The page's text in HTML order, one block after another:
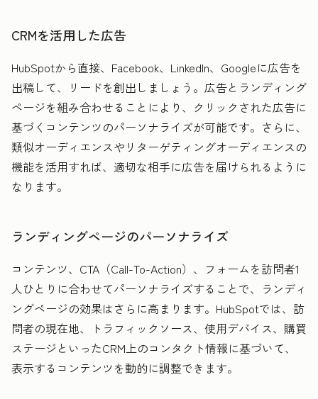
CRMを活用した広告
HubSpotから直接、Facebook、LinkedIn、Googleに広告を
出稿して、リードを創出しましょう。広告とランディング
ページを組み合わせることにより、クリックされた広告に
基づくコンテンツのパーソナライズが可能です。さらに、
類似オーディエンスやリターゲティングオーディエンスの
機能を活用すれば、適切な相手に広告を届けられるように
なります。
ランディングページのパーソナライズ
コンテンツ、CTA（Call-To-Action）、フォームを訪問者1
人ひとりに合わせてパーソナライズすることで、ランディ
ングページの効果はさらに高まります。HubSpotでは、訪
問者の現在地、トラフィックソース、使用デバイス、購買
ステージといったCRM上のコンタクト情報に基づいて、
表示するコンテンツを動的に調整できます。